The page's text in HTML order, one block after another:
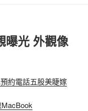
光 外觀像
約電話五股美睫嫁